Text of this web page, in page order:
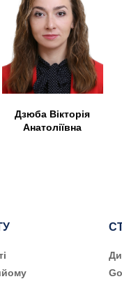
Дзюба Вікторія
Анатоліївна